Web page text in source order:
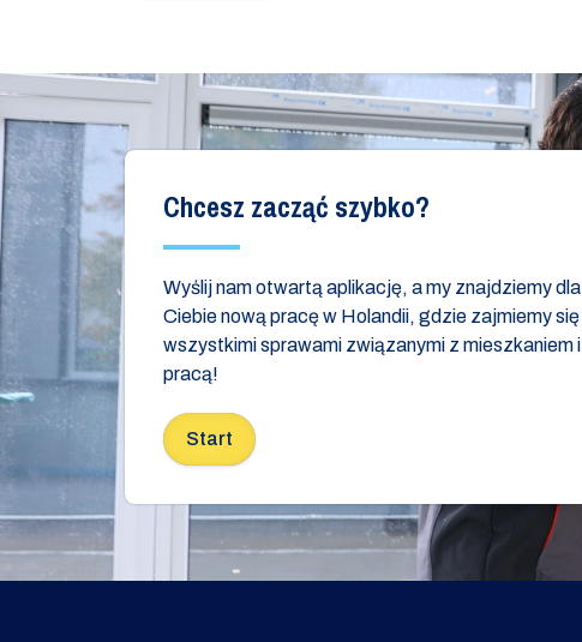
Chcesz zacząć szybko?
Wyślij nam otwartą aplikację, a my znajdziemy dla
Ciebie nową pracę w Holandii, gdzie zajmiemy się
wszystkimi sprawami związanymi z mieszkaniem i
pracą!
Start